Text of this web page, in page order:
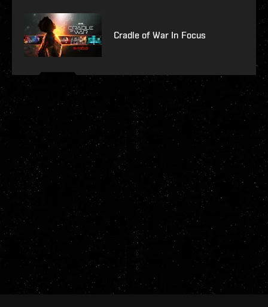
Cradle of War In Focus